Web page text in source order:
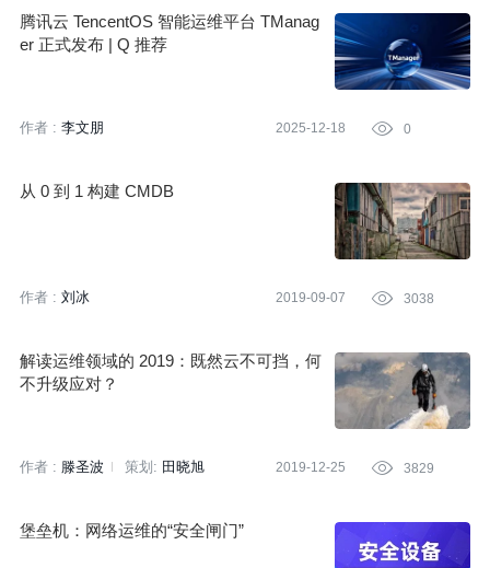
腾讯云 TencentOS 智能运维平台 TManag
er 正式发布 | Q 推荐
作者 : 李文朋 2025-12-18  0
从 0 到 1 构建 CMDB
作者 : 刘冰 2019-09-07  3038
解读运维领域的 2019：既然云不可挡，何
不升级应对？
作者 : 滕圣波 策划: 田晓旭 2019-12-25  3829
堡垒机：网络运维的“安全闸门”